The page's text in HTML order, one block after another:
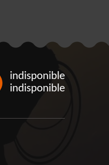
indisponible
indisponible